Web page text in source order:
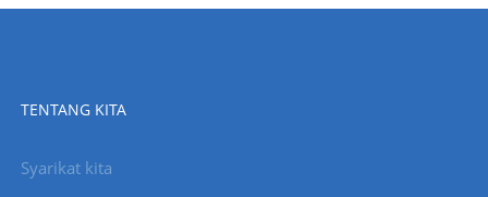
TENTANG KITA
Syarikat kita